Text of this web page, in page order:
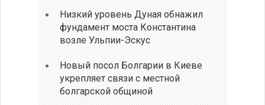
Низкий уровень Дуная обнажил
фундамент моста Константина
возле Ульпии-Эскус
Новый посол Болгарии в Киеве
укрепляет связи с местной
болгарской общиной